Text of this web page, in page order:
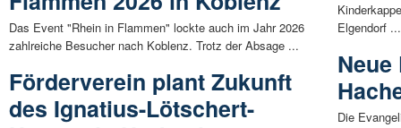
Das Event "Rhein in Flammen" lockte auch im Jahr 2026
zahlreiche Besucher nach Koblenz. Trotz der Absage ...
Förderverein plant Zukunft
des Ignatius-Lötschert-
Elgendorf ...
Die